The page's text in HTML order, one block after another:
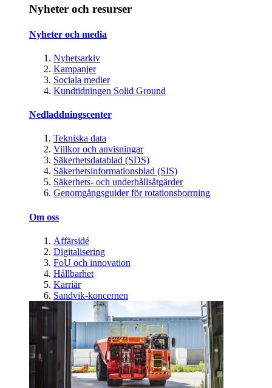
Nyheter och resurser
Nyheter och media
Nyhetsarkiv
Kampanjer
Sociala medier
Kundtidningen Solid Ground
Nedladdningscenter
Tekniska data
Villkor och anvisningar
Säkerhetsdatablad (SDS)
Säkerhetsinformationsblad (SIS)
Säkerhets- och underhållsåtgärder
Genomgångsguider för rotationsborrning
Om oss
Affärsidé
Digitalisering
FoU och innovation
Hållbarhet
Karriär
Sandvik-koncernen